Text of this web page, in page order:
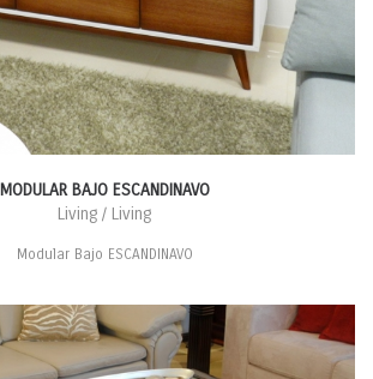
MODULAR BAJO ESCANDINAVO
Living / Living
Modular Bajo ESCANDINAVO